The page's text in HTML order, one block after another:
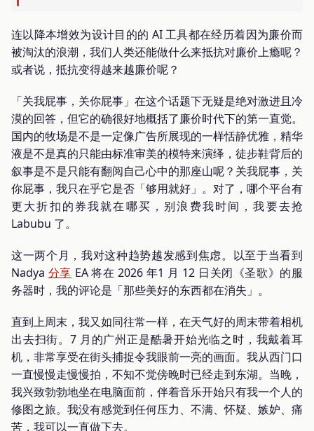
连以降本增效为设计目的的 AI 工具都在经历着因为廉价而
被淘汰的浪潮，我们人类还能做什么来抵抗对廉价上瘾呢？
或者说，抵抗变得越来越廉价呢？
「关我屁事，关你屁事」在这个话题下无疑是绝对激进且冷
漠的回答，但它的确很好地概括了廉价时代下的第一直觉。
国内的牧场是不是一定像广告所展现的一样恬静优雅，精华
液是不是真的只能由标准审美的模特来演绎，徒步鞋背后的
叙事是不是只能有翻阅自己心中的那座山呢？关我屁事，关
你屁事，我只在乎它是否「够用就好」。对了，哪个平台有
更大折扣的券我就在哪买，别浪费我时间，我要去抢
Labubu 了。
这一两个月，我对这种趋势越发感到焦虑。以至于当看到
Nadya 分享 EA 将在 2026 年1 月 12 日关闭《圣歌》的服
务器时，我的评论是「那些美好的东西都在消失」。
直到上周末，我又如同往常一样，在天气好的周末带着相机
出去扫街。7 月的广州正是酷暑开始光临之时，我戴着耳
机，非常享受在街头捕捉令我眼前一亮的画面。我从西门口
一直慢慢走慢慢拍，不知不觉傍晚时已经走到东湖。当晚，
我兴致勃勃地坐在电脑面前，伴着音乐开始只有我一个人的
修图之旅。我没有感觉到任何压力、不满、怀疑、嫉妒、痛
苦，我可以一直做下去。